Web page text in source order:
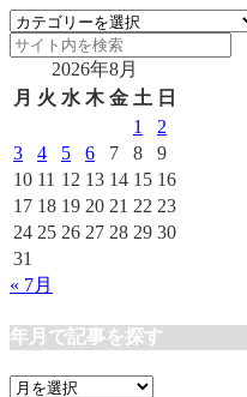
カ
テ
リ
2026年8月
月 火 水 木 金 土 日
1
2
3
4 5 6 7 8
9
10 11 12 13 14 15 16
17 18 19 20 21 22 23
24 25 26 27 28 29 30
31
« 7月
年月で記事を探す
年